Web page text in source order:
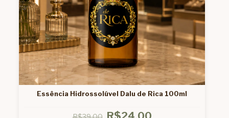
Essência Hidrossolúvel Dalu de Rica 100ml